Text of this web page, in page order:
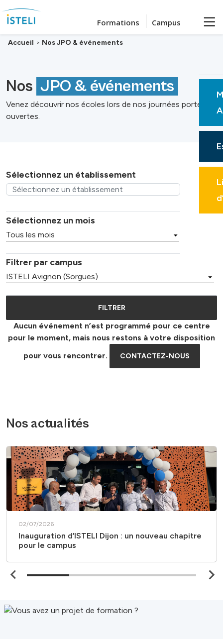
Formations Campus
Accueil > Nos JPO & événements
Nos JPO & événements
Venez découvrir nos écoles lors de nos journées portes
ouvertes.
Sélectionnez un établissement
Sélectionnez un mois
Filtrer par campus
Aucun événement n’est programmé pour ce centre
pour le moment, mais nous restons à votre disposition
pour vous rencontrer.
CONTACTEZ-NOUS
Nos actualités
02/07/2026
Inauguration d’ISTELI Dijon : un nouveau chapitre
pour le campus